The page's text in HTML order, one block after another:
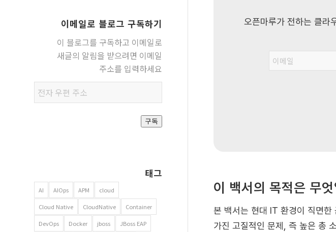
오픈마루가 전하는 클라
이 백서의 목적은 무
본 백서는 현대 IT 환경이 직면한
가진 고질적인 문제, 즉 높은 총
이메일로 블로그 구독하기
이 블로그를 구독하고 이메일로
새글의 알림을 받으려면 이메일
주소를 입력하세요
우편
주소
구독
태그
AI AIOps APM cloud
Cloud Native CloudNative Container
DevOps Docker jboss JBoss EAP